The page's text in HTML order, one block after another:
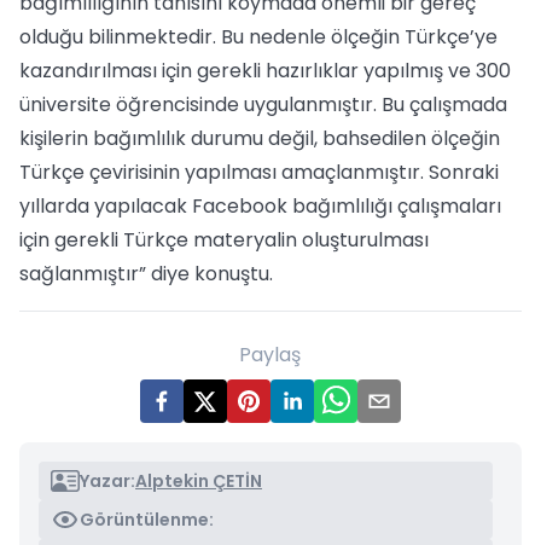
olduğu bilinmektedir. Bu nedenle ölçeğin Türkçe’ye
kazandırılması için gerekli hazırlıklar yapılmış ve 300
üniversite öğrencisinde uygulanmıştır. Bu çalışmada
kişilerin bağımlılık durumu değil, bahsedilen ölçeğin
Türkçe çevirisinin yapılması amaçlanmıştır. Sonraki
yıllarda yapılacak Facebook bağımlılığı çalışmaları
için gerekli Türkçe materyalin oluşturulması
sağlanmıştır” diye konuştu.
Paylaş
Yazar:Alptekin ÇETİN
Görüntülenme: